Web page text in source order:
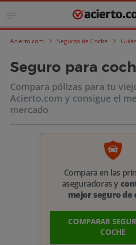
Acierto.com Seguros de Coche
Seguro para
Compara pólizas para tu
Acierto.com y consigue el
mercado
Compara en las
aseguradoras y
mejor seguro de
COMPARAR
COCHE